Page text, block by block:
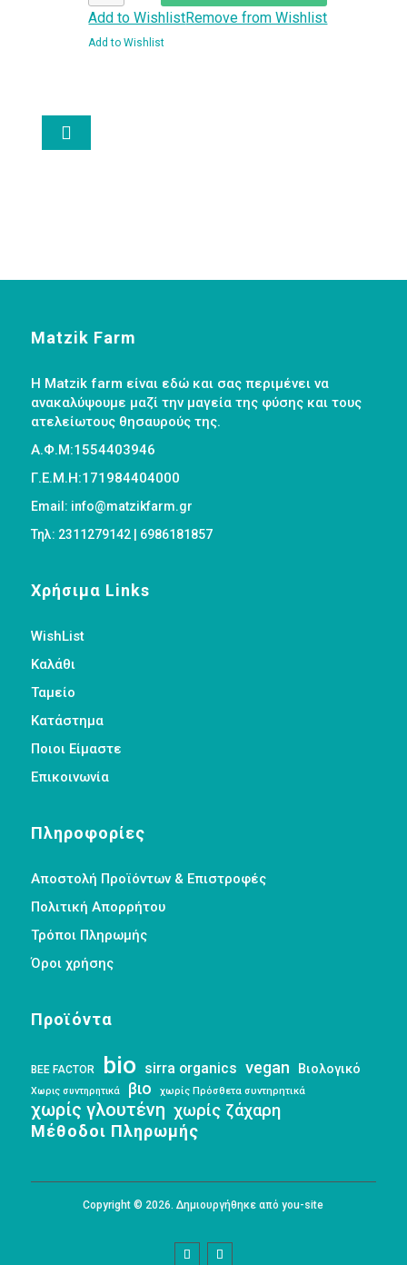
εκχύλισμα
ποσότητα
Add to WishlistRemove from Wishlist
Add to Wishlist

Matzik Farm
Η Matzik farm είναι εδώ και σας περιμένει να
ανακαλύψουμε μαζί την μαγεία της φύσης και τους
ατελείωτους θησαυρούς της.
Α.Φ.Μ:1554403946
Γ.Ε.Μ.Η:171984404000
Email: info@matzikfarm.gr
Τηλ: 2311279142 | 6986181857
Χρήσιμα Links
WishList
Καλάθι
Ταμείο
Κατάστημα
Ποιοι Είμαστε
Επικοινωνία
Πληροφορίες
Αποστολή Προϊόντων & Επιστροφές
Πολιτική Απορρήτου
Τρόποι Πληρωμής
Όροι χρήσης
Προϊόντα
BEE FACTOR bio sirra organics vegan Βιολογικό
Χωρις συντηρητικά βιο χωρίς Πρόσθετα συντηρητικά
χωρίς γλουτένη χωρίς ζάχαρη
Μέθοδοι Πληρωμής
Copyright © 2026. Δημιουργήθηκε από you-site